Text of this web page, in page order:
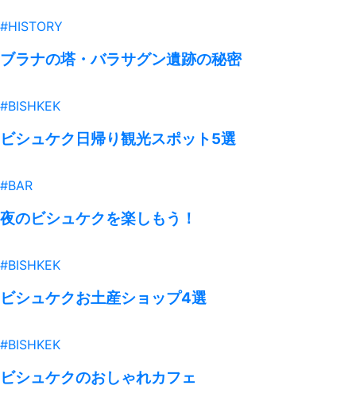
#HISTORY
ブラナの塔・バラサグン遺跡の秘密
#BISHKEK
ビシュケク日帰り観光スポット5選
#BAR
夜のビシュケクを楽しもう！
#BISHKEK
ビシュケクお土産ショップ4選
#BISHKEK
ビシュケクのおしゃれカフェ